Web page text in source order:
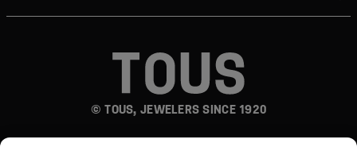
© TOUS, JEWELERS SINCE 1920